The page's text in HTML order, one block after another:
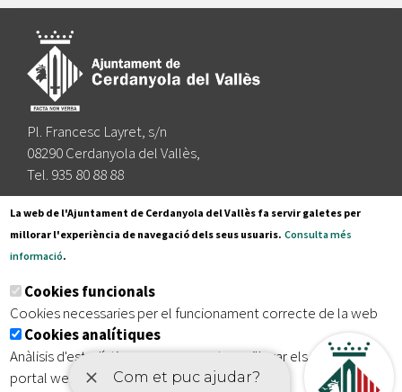
Pl. Francesc Layret, s/n
08290 Cerdanyola del Vallès,
Tel. 935 80 88 88
Segueix-nos a:
Subscriu-te al nostre butlletí
Inici | Avís legal | Protecció de dades Mapa del lloc
| Accessibilitat
La web de l'Ajuntament de Cerdanyola del Vallès fa servir galetes per
millorar l'experiència de navegació dels seus usuaris. Consulta més
informació.
Cookies funcionals
Cookies necessaries per el funcionament correcte de la web
Cookies analítiques
Anàlisis d'estadístiques que permeten millorar els serveis del
portal web